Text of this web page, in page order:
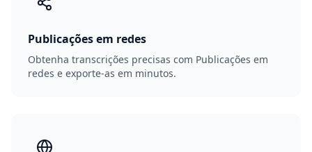
Publicações em redes
Obtenha transcrições precisas com Publicações em
redes e exporte-as em minutos.